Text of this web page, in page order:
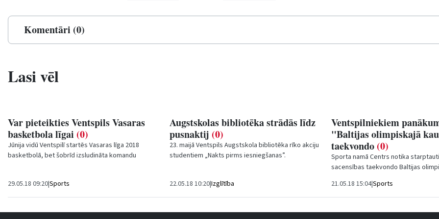
Komentāri (0)
Lasi vēl
Var pieteikties Ventspils Vasaras
basketbola līgai (0)
Jūnija vidū Ventspilī startēs Vasaras līga 2018
basketbolā, bet šobrīd izsludināta komandu
29.05.18 09:20|Sports
Augstskolas bibliotēka strādās līdz
pusnaktij (0)
23. maijā Ventspils Augstskola bibliotēka rīko akciju
studentiem „Nakts pirms iesniegšanas”.
22.05.18 10:20|Izglītība
Ventspilniekiem
"Baltijas olimpiskajā
taekvondo (0)
Sporta namā Centrs notika
sacensības taekvondo Baltijas
21.05.18 15:04|Sports